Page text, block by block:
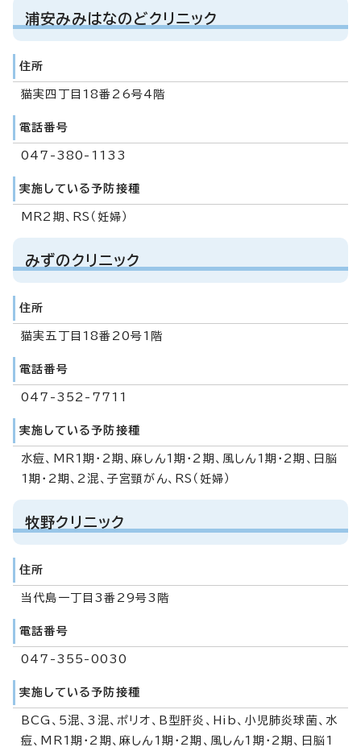
浦安みみはなのどクリニック
住所
猫実四丁目18番26号4階
電話番号
047-380-1133
実施している予防接種
MR2期、RS（妊婦）
みずのクリニック
住所
猫実五丁目18番20号1階
電話番号
047-352-7711
実施している予防接種
水痘、MR1期・2期、麻しん1期・2期、風しん1期・2期、日脳
1期・2期、2混、子宮頸がん、RS（妊婦）
牧野クリニック
住所
当代島一丁目3番29号3階
電話番号
047-355-0030
実施している予防接種
BCG、5混、3混、ポリオ、B型肝炎、Hib、小児肺炎球菌、水
痘、MR1期・2期、麻しん1期・2期、風しん1期・2期、日脳1